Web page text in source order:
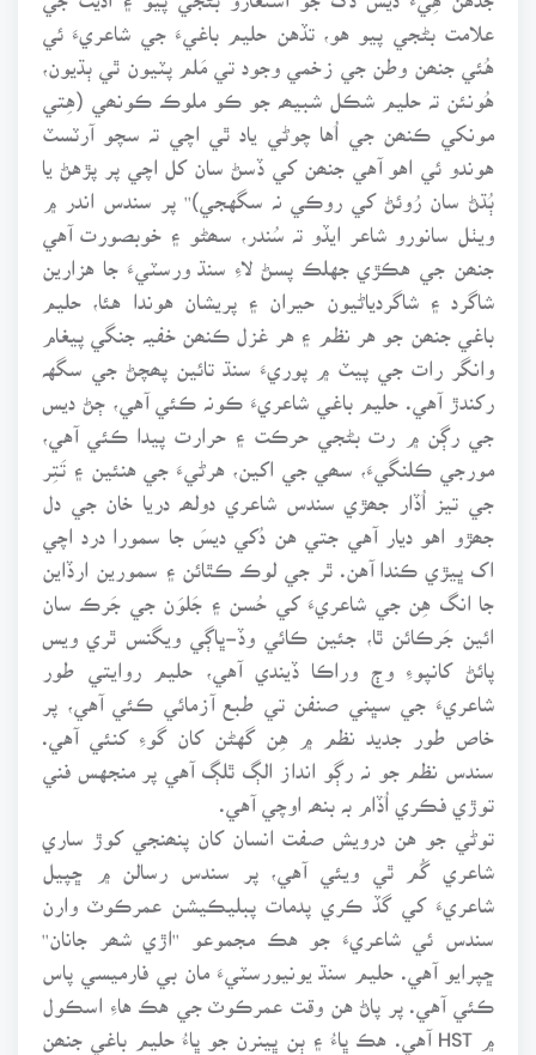
علامت بڻجي پيو هو، تڏهن حليم باغيءَ جي شاعريءَ ئي
هُئي جنھن وطن جي زخمي وجود تي مَلم پٽيون ٿي ٻڌيون،
هُونئن تہ حليم شڪل شبيھہ جو ڪو ملوڪ ڪونھي (هِتي
مونکي ڪنھن جي اُها چوڻي ياد ٿي اچي تہ سچو آرٽسٽ
هوندو ئي اهو آهي جنھن کي ڏسڻ سان کل اچي پر پڙهڻ يا
ٻُڌڻ سان رُوئڻ کي روڪي نہ سگهجي)'' پر سندس اندر ۾
ويٺل سانورو شاعر ايڏو تہ سُندر، سھڻو ۽ خوبصورت آهي
جنھن جي هڪڙي جهلڪ پسڻ لاءِ سنڌ ورسٽيءَ جا هزارين
شاگرد ۽ شاگردياڻيون حيران ۽ پريشان هوندا هئا، حليم
باغي جنھن جو هر نظم ۽ هر غزل ڪنھن خفيہ جنگي پيغام
وانگر رات جي پيٽ ۾ پوريءَ سنڌ تائين پھچڻ جي سگهہ
رکندڙ آهي. حليم باغي شاعريءَ ڪونہ ڪئي آهي، ڄڻ ديس
جي رڳن ۾ رت بڻجي حرڪت ۽ حرارت پيدا ڪئي آهي،
مورجي ڪلنگيءَ، سھي جي اکين، هرڻيءَ جي هنئين ۽ تَتِر
جي تيز اُڏار جھڙي سندس شاعري دولھہ دريا خان جي دل
جھڙو اهو ديار آهي جتي هن دُکي ديسَ جا سمورا درد اچي
اک ڀيڙي ڪندا آهن. ٿر جي لوڪ ڪٿائن ۽ سمورين ارڏاين
جا انگ هِن جي شاعريءَ کي حُسن ۽ جَلوَن جي جَرڪ سان
ائين جَرڪائن ٿا، جئين ڪائي وڏ-ڀاڳي ويگنس ٿري ويس
پائڻ کانپوءِ وڄ وراڪا ڏيندي آهي، حليم روايتي طور
شاعريءَ جي سڀني صنفن تي طبع آزمائي ڪئي آهي، پر
خاص طور جديد نظم ۾ هِن گهڻن کان گوءِ کنئي آهي.
سندس نظم جو نہ رڳو انداز الڳ ٿلڳ آهي پر منجهس فني
توڙي فڪري اُڏام بہ بنھہ اوچي آهي.
توڻي جو هن درويش صفت انسان کان پنھنجي کوڙ ساري
شاعري گُم ٿي ويئي آهي، پر سندس رسالن ۾ ڇپيل
شاعريءَ کي گڏ ڪري پدمات پبليڪيشن عمرڪوٽ وارن
سندس ئي شاعريءَ جو هڪ مجموعو ''اڙي شھر جانان''
ڇپرايو آهي. حليم سنڌ يونيورسٽيءَ مان بي فارميسي پاس
ڪئي آهي. پر پاڻ هن وقت عمرڪوٽ جي هڪ هاءِ اسڪول
۾ HST آهي. هڪ ڀاءُ ۽ ٻن ڀينرن جو ڀاءُ حليم باغي جنھن